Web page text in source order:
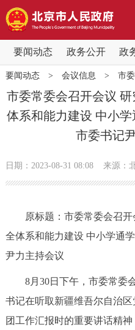
要闻动态 政务公开 政
要闻动态
党中央精神 国务
北京要闻 会
政务公开
市领导 机
政策兑现
专
政务服务
要闻动态> 会议信息 > 市
市委常委会召开会议
体系和能力建设 中小
市委书记
日期：2023-08-31 08:08 来源：
原标题：市委常委会召开
全体系和能力建设 中小学通
尹力主持会议
8月30日下午，市委常委会
书记在听取新疆维吾尔自治
团工作汇报时的重要讲话精